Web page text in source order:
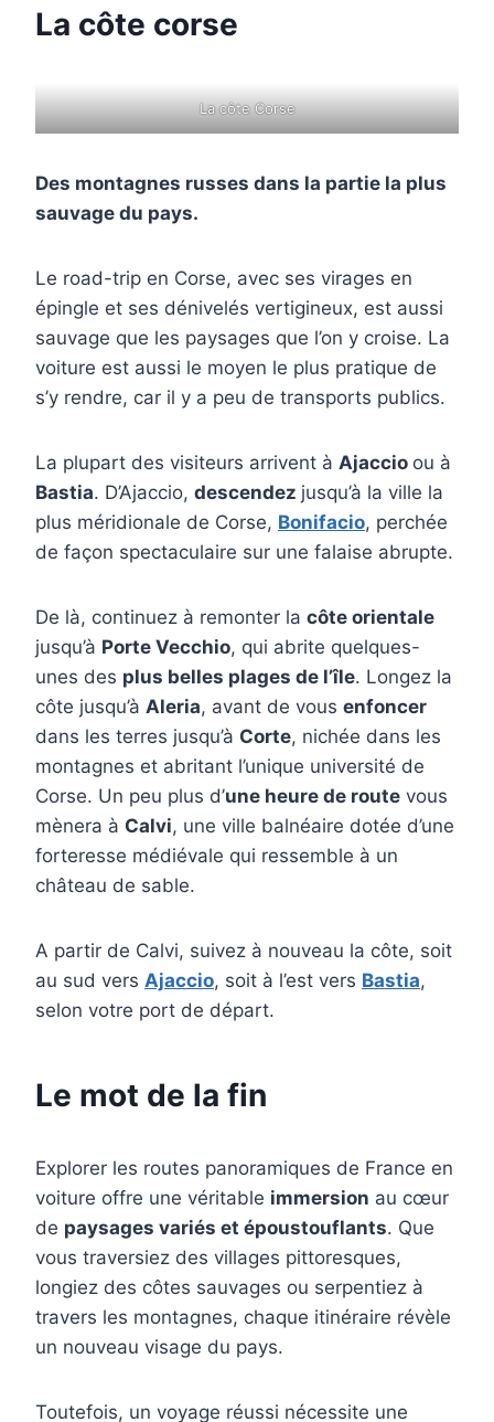
La côte corse
La côte Corse
Des montagnes russes dans la partie la plus
sauvage du pays.
Le road-trip en Corse, avec ses virages en
épingle et ses dénivelés vertigineux, est aussi
sauvage que les paysages que l’on y croise. La
voiture est aussi le moyen le plus pratique de
s’y rendre, car il y a peu de transports publics.
La plupart des visiteurs arrivent à Ajaccio ou à
Bastia. D’Ajaccio, descendez jusqu’à la ville la
plus méridionale de Corse, Bonifacio, perchée
de façon spectaculaire sur une falaise abrupte.
De là, continuez à remonter la côte orientale
jusqu’à Porte Vecchio, qui abrite quelques-
unes des plus belles plages de l’île. Longez la
côte jusqu’à Aleria, avant de vous enfoncer
dans les terres jusqu’à Corte, nichée dans les
montagnes et abritant l’unique université de
Corse. Un peu plus d’une heure de route vous
mènera à Calvi, une ville balnéaire dotée d’une
forteresse médiévale qui ressemble à un
château de sable.
A partir de Calvi, suivez à nouveau la côte, soit
au sud vers Ajaccio, soit à l’est vers Bastia,
selon votre port de départ.
Le mot de la fin
Explorer les routes panoramiques de France en
voiture offre une véritable immersion au cœur
de paysages variés et époustouflants. Que
vous traversiez des villages pittoresques,
longiez des côtes sauvages ou serpentiez à
travers les montagnes, chaque itinéraire révèle
un nouveau visage du pays.
Toutefois, un voyage réussi nécessite une